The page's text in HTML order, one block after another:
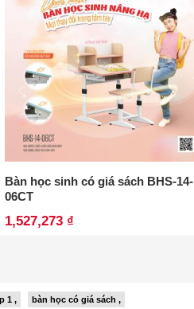
Bàn học sinh có giá sách BHS-14-
06CT
1,527,273 ₫
1 , bàn học có giá sách ,